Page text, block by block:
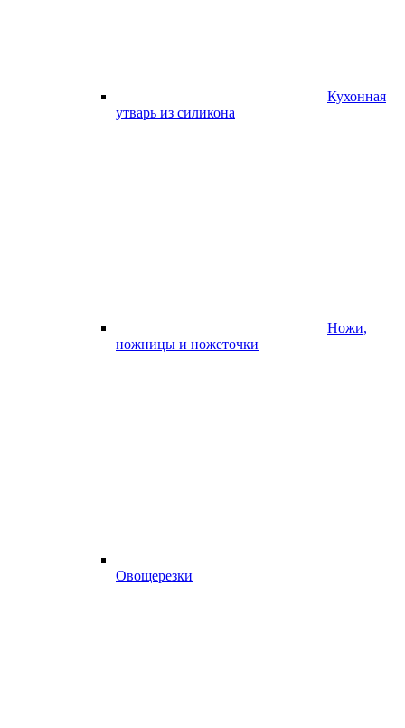
Кухонная
утварь из силикона
Ножи,
ножницы и ножеточки
Овощерезки